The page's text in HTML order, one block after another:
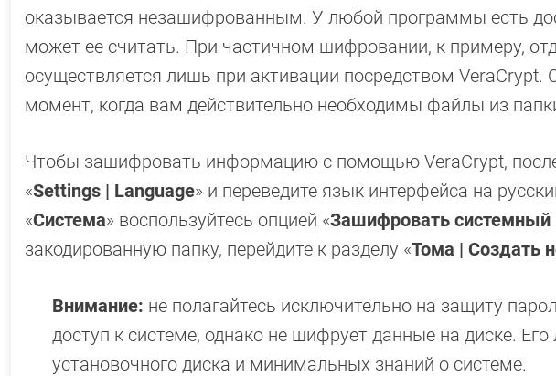
оказывается незашифрованным. У любой программы есть
может ее считать. При частичном шифровании, к примеру,
осуществляется лишь при активации посредством
момент, когда вам действительно необходимы файлы из
Чтобы зашифровать информацию с помощью VeraCrypt,
«Settings | Language» и переведите язык интерфейса на
«Система» воспользуйтесь опцией «Зашифровать системный
закодированную папку, перейдите к разделу «Тома | Создать
Внимание: не полагайтесь исключительно на защиту
доступ к системе, однако не шифрует данные на диске.
установочного диска и минимальных знаний о системе.